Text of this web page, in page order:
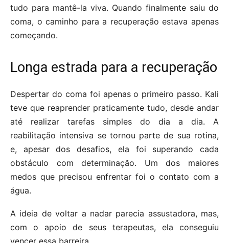
tudo para mantê-la viva. Quando finalmente saiu do
coma, o caminho para a recuperação estava apenas
começando.
Longa estrada para a recuperação
Despertar do coma foi apenas o primeiro passo. Kali
teve que reaprender praticamente tudo, desde andar
até realizar tarefas simples do dia a dia. A
reabilitação intensiva se tornou parte de sua rotina,
e, apesar dos desafios, ela foi superando cada
obstáculo com determinação. Um dos maiores
medos que precisou enfrentar foi o contato com a
água.
A ideia de voltar a nadar parecia assustadora, mas,
com o apoio de seus terapeutas, ela conseguiu